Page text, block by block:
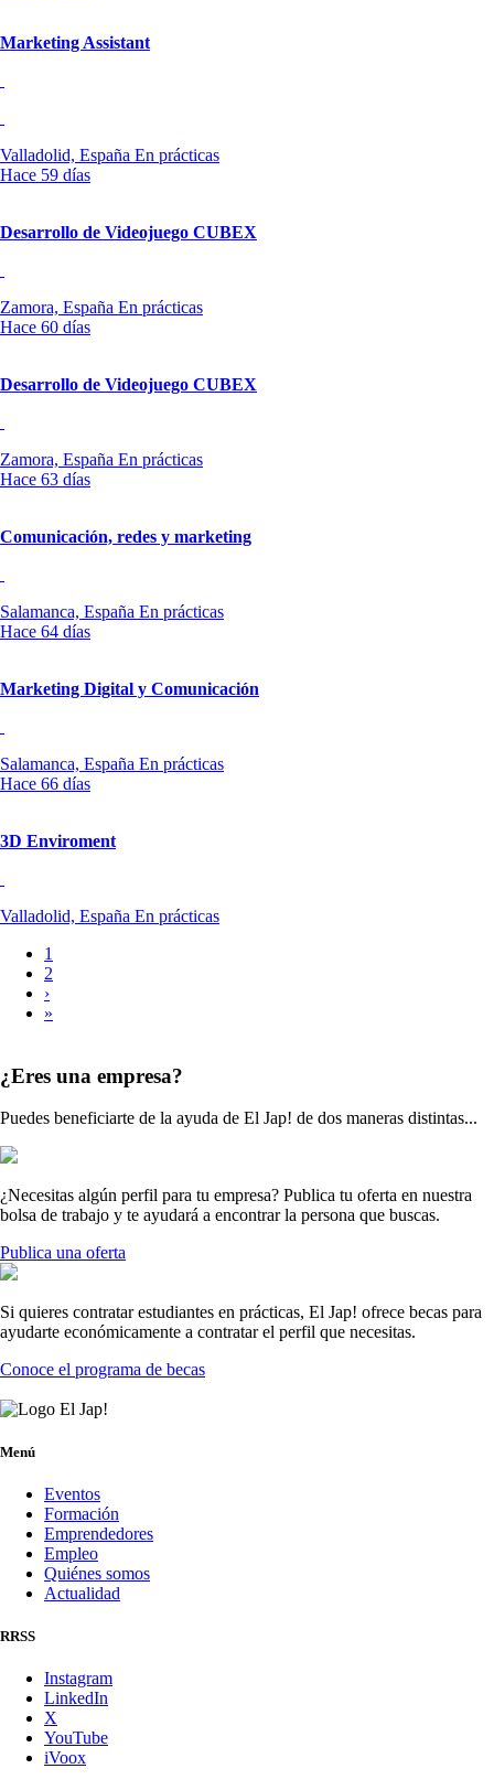
Marketing Assistant
Valladolid, España En prácticas
Hace 59 días
Desarrollo de Videojuego CUBEX
Zamora, España En prácticas
Hace 60 días
Desarrollo de Videojuego CUBEX
Zamora, España En prácticas
Hace 63 días
Comunicación, redes y marketing
Salamanca, España En prácticas
Hace 64 días
Marketing Digital y Comunicación
Salamanca, España En prácticas
Hace 66 días
3D Enviroment
Valladolid, España En prácticas
Paginación
Página
actual
1
Página
2
Siguiente
página
›
Última
»
¿Eres una empresa?
Puedes beneficiarte de la ayuda de El Jap! de dos maneras distintas...
¿Necesitas algún perfil para tu empresa? Publica tu oferta en nuestra
bolsa de trabajo y te ayudará a encontrar la persona que buscas.
Publica una oferta
Si quieres contratar estudiantes en prácticas, El Jap! ofrece becas para
ayudarte económicamente a contratar el perfil que necesitas.
Conoce el programa de becas
Menú
Eventos
Formación
Emprendedores
Empleo
Quiénes somos
Actualidad
RRSS
Instagram
LinkedIn
X
YouTube
iVoox